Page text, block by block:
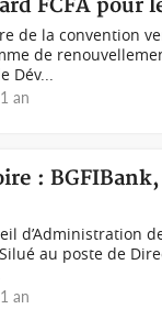
FCFA pour
de la convention
de
Dév...
an
:
d’Administration
au poste de
an